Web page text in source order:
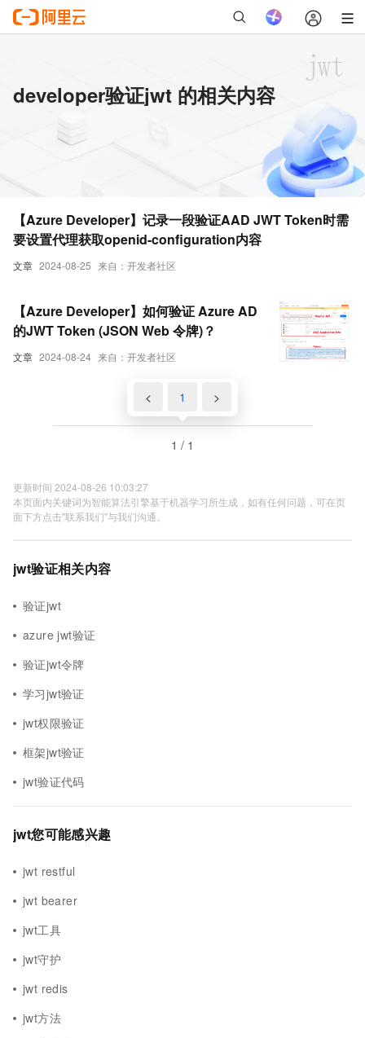
developer验证jwt 的相关内容
文章 2024-08-25 来自：开发者社区
【Azure Developer】记录一段验证AAD JWT Token时需
要设置代理获取openid-configuration内容
文章 2024-08-24 来自：开发者社区
【Azure Developer】如何验证 Azure AD
的JWT Token (JSON Web 令牌)？
< 1 >
1 / 1
更新时间 2024-08-26 10:03:27
本页面内关键词为智能算法引擎基于机器学习所生成，如有任何问题，可在页
面下方点击"联系我们"与我们沟通。
jwt验证相关内容
验证jwt
azure jwt验证
验证jwt令牌
学习jwt验证
jwt权限验证
框架jwt验证
jwt验证代码
jwt您可能感兴趣
jwt restful
jwt bearer
jwt工具
jwt守护
jwt redis
jwt方法